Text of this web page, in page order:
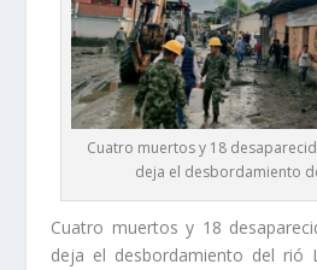
Cuatro muertos y 18
deja el desbordamiento
Cuatro muertos y 18
deja el desbordamiento del rió